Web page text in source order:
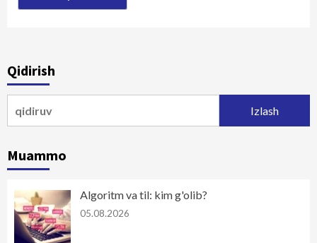
Qidirish
Muammo
Algoritm va til: kim g'olib?
05.08.2026